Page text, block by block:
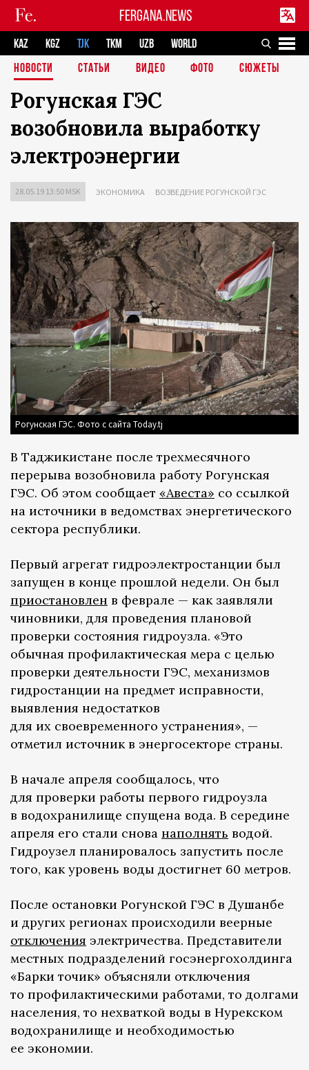
FERGANA.NEWS
KAZ KGZ TJK TKM UZB
WORLD
НОВОСТИ
СТАТЬИ ВИДЕО ФОТО СЮЖЕТЫ
Рогунская ГЭС
возобновила выработку
электроэнергии
28.05.19 13:50 MSK ЭКОНОМИКА ВОЗВЕДЕНИЕ РОГУНСКОЙ ГЭС
Рогунская ГЭС. Фото с сайта Today.tj
В Таджикистане после трехмесячного
перерыва возобновила работу Рогунская
ГЭС. Об этом сообщает «Авеста» со ссылкой
на источники в ведомствах энергетического
сектора республики.
Первый агрегат гидроэлектростанции был
запущен в конце прошлой недели. Он был
приостановлен в феврале — как заявляли
чиновники, для проведения плановой
проверки состояния гидроузла. «Это
обычная профилактическая мера с целью
проверки деятельности ГЭС, механизмов
гидростанции на предмет исправности,
выявления недостатков
для их своевременного устранения», —
отметил источник в энергосекторе страны.
В начале апреля сообщалось, что
для проверки работы первого гидроузла
в водохранилище спущена вода. В середине
апреля его стали снова наполнять водой.
Гидроузел планировалось запустить после
того, как уровень воды достигнет 60 метров.
После остановки Рогунской ГЭС в Душанбе
и других регионах происходили веерные
отключения электричества. Представители
местных подразделений госэнергохолдинга
«Барки точик» объясняли отключения
то профилактическими работами, то долгами
населения, то нехваткой воды в Нурекском
водохранилище и необходимостью
ее экономии.